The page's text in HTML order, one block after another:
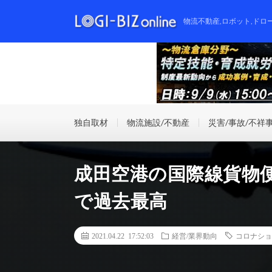
物流不動産,ロボット,ドロ
独自取材 物流施設/不動産 災害/事故/不祥
成田空港の国際線貨物
で過去最高
2021.04.22 17:52:03 経営/業界動向 コロナシ